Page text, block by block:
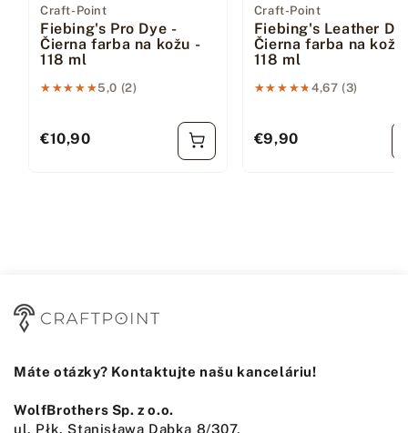
Dodávateľ:
Craft-Point
Fiebing's Pro Dye -
Čierna farba na kožu -
118 ml
★★★★★
★★★★★5,0 (2)
Bežná cena
€10,90
Dodávateľ:
Craft-Point
Fiebing's Leather
Čierna farba na kožu
118 ml
★★★★★
★★★★★4,67 (3)
Bežná cena
€9,90
Máte otázky? Kontaktujte našu kanceláriu!
WolfBrothers Sp. z o.o.
ul. Płk. Stanisława Dąbka 8/307,